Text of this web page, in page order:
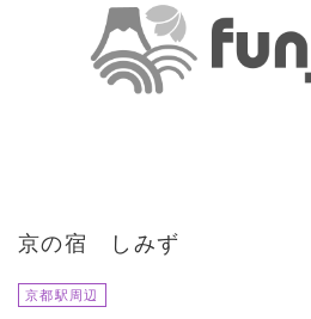
京の宿 しみず
京都駅周辺